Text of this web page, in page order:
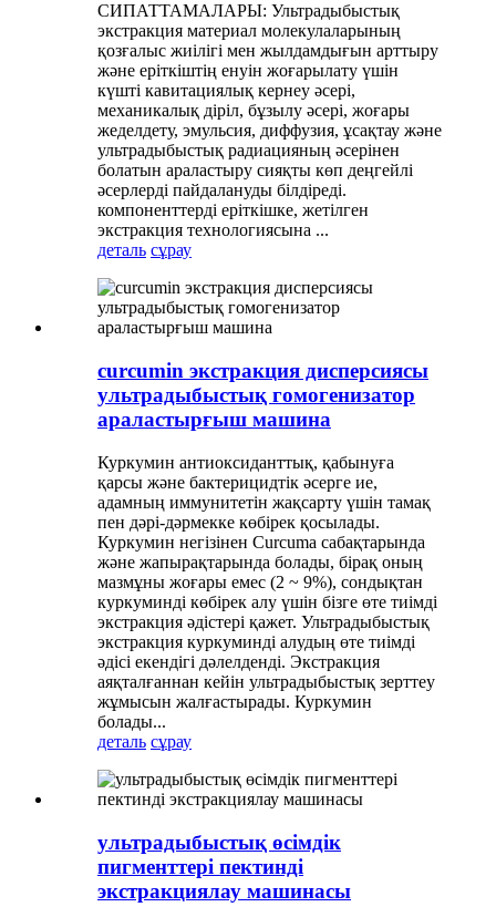
СИПАТТАМАЛАРЫ: Ультрадыбыстық
экстракция материал молекулаларының
қозғалыс жиілігі мен жылдамдығын арттыру
және еріткіштің енуін жоғарылату үшін
күшті кавитациялық кернеу әсері,
механикалық діріл, бұзылу әсері, жоғары
жеделдету, эмульсия, диффузия, ұсақтау және
ультрадыбыстық радиацияның әсерінен
болатын араластыру сияқты көп деңгейлі
әсерлерді пайдалануды білдіреді.
компоненттерді еріткішке, жетілген
экстракция технологиясына ...
деталь сұрау
curcumin экстракция дисперсиясы
ультрадыбыстық гомогенизатор
араластырғыш машина
Куркумин антиоксиданттық, қабынуға
қарсы және бактерицидтік әсерге ие,
адамның иммунитетін жақсарту үшін тамақ
пен дәрі-дәрмекке көбірек қосылады.
Куркумин негізінен Curcuma сабақтарында
және жапырақтарында болады, бірақ оның
мазмұны жоғары емес (2 ~ 9%), сондықтан
куркуминді көбірек алу үшін бізге өте тиімді
экстракция әдістері қажет. Ультрадыбыстық
экстракция куркуминді алудың өте тиімді
әдісі екендігі дәлелденді. Экстракция
аяқталғаннан кейін ультрадыбыстық зерттеу
жұмысын жалғастырады. Куркумин
болады...
деталь сұрау
ультрадыбыстық өсімдік
пигменттері пектинді
экстракциялау машинасы